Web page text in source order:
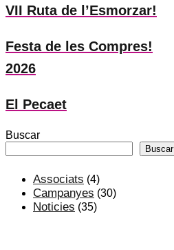
VII Ruta de l’Esmorzar!
Festa de les Compres!
2026
El Pecaet
Buscar
Buscar
Associats (4)
Campanyes (30)
Noticies (35)